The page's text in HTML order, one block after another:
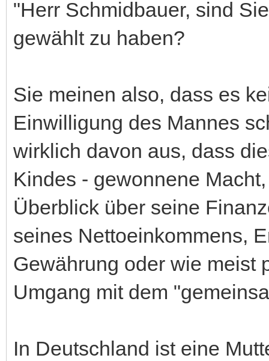
"Herr Schmidbauer, sind
gewählt zu haben?
Sie meinen also, dass es
Einwilligung des Mannes
wirklich davon aus, dass
Kindes - gewonnene
Überblick über seine
seines Nettoeinkommens,
Gewährung oder wie meist
Umgang mit dem
In Deutschland ist eine